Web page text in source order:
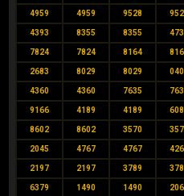
4959 4959 9528
4393 8355 8355
7824 7824 8164
2683 8029 8029
4360 4360 7635
9166 4189 4189
8602 8602 3570
2045 4767 4767
2197 2197 3789
6379 1490 1490